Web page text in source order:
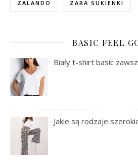
ZALANDO ZARA SUKIENKI
BASIC FEEL
Biały t-shirt basic
Jakie są rodzaje